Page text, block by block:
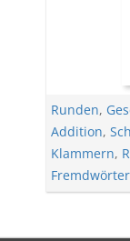
Runden,
Addition,
Klammern,
Fremdwörter